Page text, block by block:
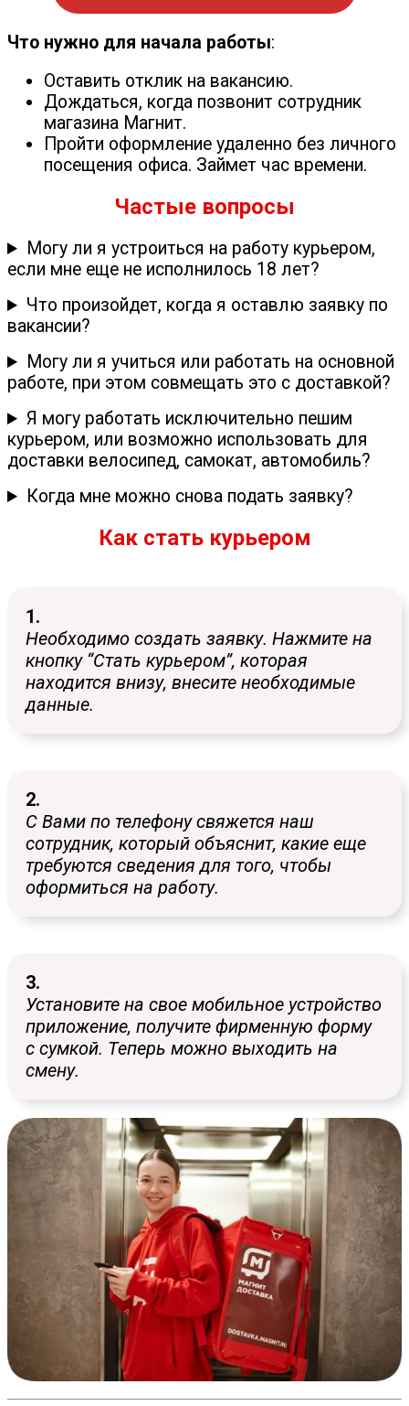
Что нужно для начала работы:
Оставить отклик на вакансию.
Дождаться, когда позвонит сотрудник
магазина Магнит.
Пройти оформление удаленно без личного
посещения офиса. Займет час времени.
Частые вопросы
Могу ли я устроиться на работу курьером,
если мне еще не исполнилось 18 лет?
Что произойдет, когда я оставлю заявку по
вакансии?
Могу ли я учиться или работать на основной
работе, при этом совмещать это с доставкой?
Я могу работать исключительно пешим
курьером, или возможно использовать для
доставки велосипед, самокат, автомобиль?
Когда мне можно снова подать заявку?
Как стать курьером
1.
Необходимо создать заявку. Нажмите на
кнопку “Стать курьером”, которая
находится внизу, внесите необходимые
данные.
2.
С Вами по телефону свяжется наш
сотрудник, который объяснит, какие еще
требуются сведения для того, чтобы
оформиться на работу.
3.
Установите на свое мобильное устройство
приложение, получите фирменную форму
с сумкой. Теперь можно выходить на
смену.